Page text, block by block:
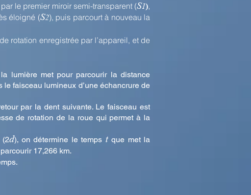
le premier miroir semi-transparent (S1),
éloigné (S2), puis parcourt à nouveau la
rotation enregistrée par l’appareil, et de
lumière met pour parcourir la distance
faisceau lumineux d’une échancrure de
par la dent suivante. Le faisceau est
de rotation de la roue qui permet à la
d), on détermine le temps tque met la
17,266 km.